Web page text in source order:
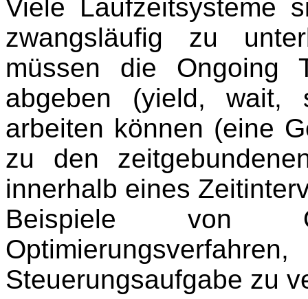
Viele Laufzeitsysteme
zwangsläufig zu
müssen die Ongoing
abgeben (yield, wait,
arbeiten können (eine
zu den
innerhalb eines
Beispiele von
Steuerungsaufgabe zu